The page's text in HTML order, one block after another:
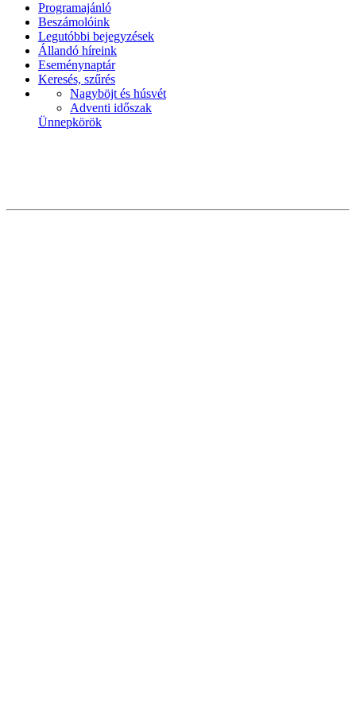
Programajánló
Beszámolóink
Legutóbbi bejegyzések
Állandó híreink
Eseménynaptár
Keresés, szűrés
Nagyböjt és húsvét
Adventi időszak
Ünnepkörök